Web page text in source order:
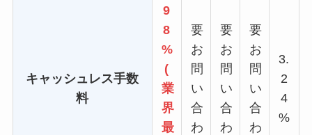
キャッシュレス手数
料
9
8
%
(
業
界
最
要
お
問
い
合
わ
要
お
問
い
合
わ
要
お
問
い
合
わ
3.
2
4
%